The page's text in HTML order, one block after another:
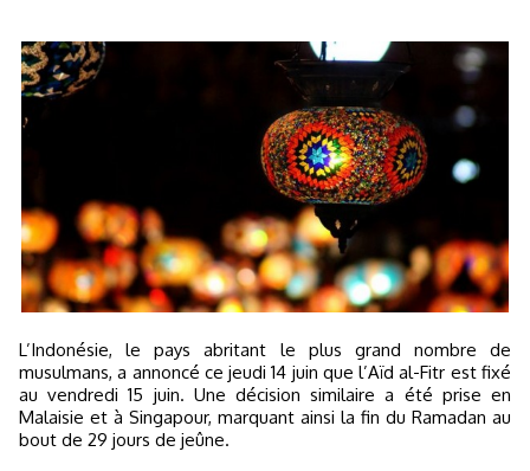
L’Indonésie, le pays abritant le plus grand nombre de
musulmans, a annoncé ce jeudi 14 juin que l’Aïd al-Fitr est fixé
au vendredi 15 juin. Une décision similaire a été prise en
Malaisie et à Singapour, marquant ainsi la fin du Ramadan au
bout de 29 jours de jeûne.